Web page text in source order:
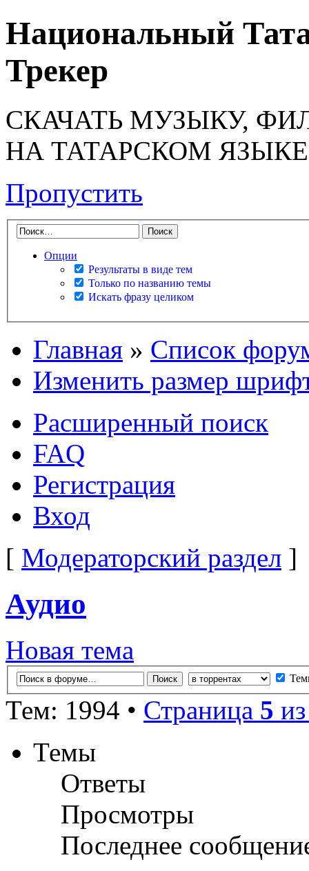
Национальный
Трекер
СКАЧАТЬ МУЗЫКУ,
НА ТАТАРСКОМ ЯЗЫКЕ
Пропустить
Опции
Результаты в виде тем
Только по названию темы
Искать фразу целиком
Главная » Список
Изменить размер
Расширенный поиск
FAQ
Регистрация
Вход
[ Модераторский раздел ]
Аудио
Новая тема
Тем: 1994 • Страница 5
Темы
Ответы
Просмотры
Последнее